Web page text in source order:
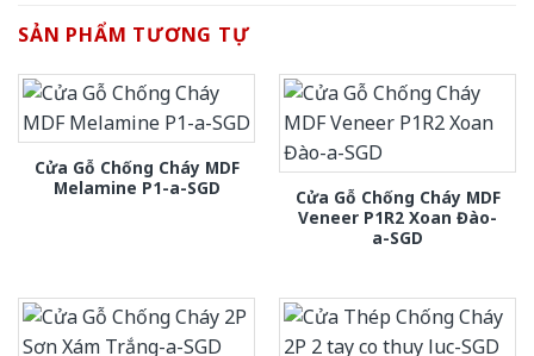
SẢN PHẨM TƯƠNG TỰ
Cửa Gỗ Chống Cháy MDF
Melamine P1-a-SGD
Cửa Gỗ Chống Cháy MDF
Veneer P1R2 Xoan Đào-
a-SGD